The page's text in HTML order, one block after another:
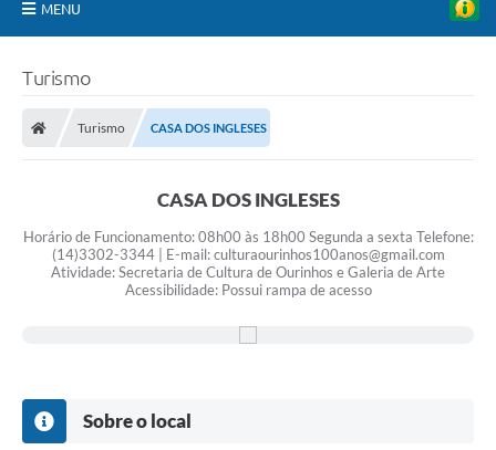
MENU
Turismo
Vagas de Emprego
Turismo
Turismo CASA DOS INGLESES
CASA DOS INGLESES
Horário de Funcionamento: 08h00 às 18h00 Segunda a sexta Telefone:
(14)3302-3344 | E-mail: culturaourinhos100anos@gmail.com
Atividade: Secretaria de Cultura de Ourinhos e Galeria de Arte
Acessibilidade: Possui rampa de acesso
Sobre o local